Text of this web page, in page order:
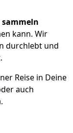
sammeln
kann. Wir
durchlebt und
Reise in Deine
auch